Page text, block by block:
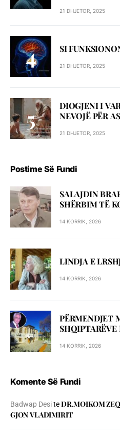
21 DHJETOR, 2025
SI
21 DHJETOR, 2025
DIOGJENI I
NEVOJË PËR
21 DHJETOR, 2025
Postime Së Fundi
SALAJDIN
SHЁRBIM TЁ
14 KORRIK, 2026
LINDJA E
14 KORRIK, 2026
PËRMENDJET
SHQIPTARËVE
14 KORRIK, 2026
Komente Së Fundi
Badwap DesiteDR.MOIKOM
GJON VLADIMIRIT